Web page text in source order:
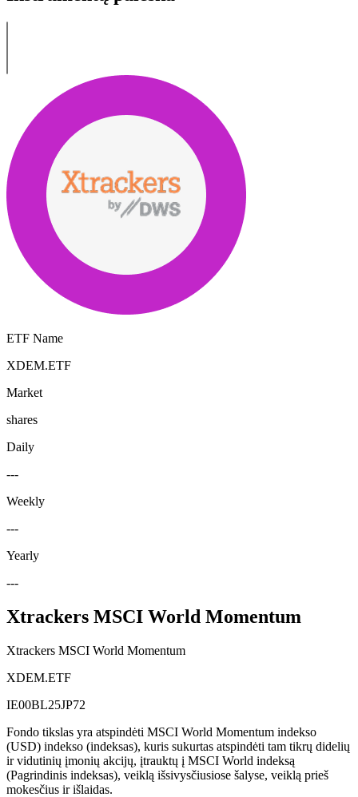
ETF Name
XDEM.ETF
Market
shares
Daily
---
Weekly
---
Yearly
---
Xtrackers MSCI World Momentum
Xtrackers MSCI World Momentum
XDEM.ETF
IE00BL25JP72
Fondo tikslas yra atspindėti MSCI World Momentum indekso
(USD) indekso (indeksas), kuris sukurtas atspindėti tam tikrų didelių
ir vidutinių įmonių akcijų, įtrauktų į MSCI World indeksą
(Pagrindinis indeksas), veiklą išsivysčiusiose šalyse, veiklą prieš
mokesčius ir išlaidas.